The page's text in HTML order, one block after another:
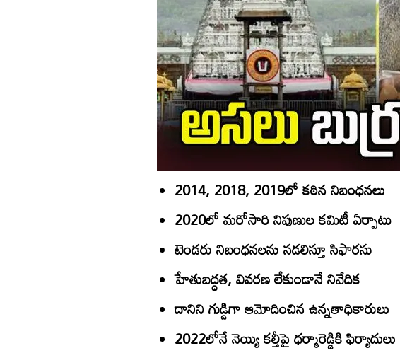
2014, 2018, 2019లో కఠిన నిబంధనలు
2020లో మరోసారి నిపుణుల కమిటీ ఏర్పాటు
టెండరు నిబంధనలను సడలిస్తూ సిఫారసు
హేతుబద్ధత, వివరణ లేకుండానే నివేదిక
దానిని గుడ్డిగా ఆమోదించిన ఉన్నతాధికారులు
2022లోనే నెయ్యి కల్తీపై ధర్మారెడ్డికి ఫిర్యాదులు